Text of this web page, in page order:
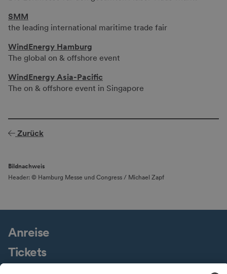
SMM
the leading international maritime trade fair
WindEnergy Hamburg
The global on & offshore event
WindEnergy Asia-Pacific
The on & offshore event in Singapore
Zurück
Bildnachweis
Header: © Hamburg Messe und Congress / Michael Zapf
Anreise
Tickets